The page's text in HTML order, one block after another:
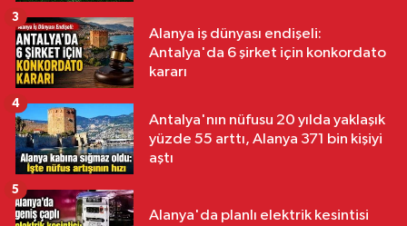
Alanya iş dünyası endişeli:
Antalya'da 6 şirket için konkordato
kararı
3
Antalya'nın nüfusu 20 yılda yaklaşık
yüzde 55 arttı, Alanya 371 bin kişiyi
aştı
4
Alanya'da planlı elektrik kesintisi
5